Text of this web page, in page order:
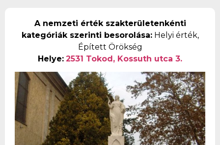
A nemzeti érték szakterületenkénti
kategóriák szerinti besorolása:Helyi érték,
Épített Örökség
Helye: 2531 Tokod, Kossuth utca 3.